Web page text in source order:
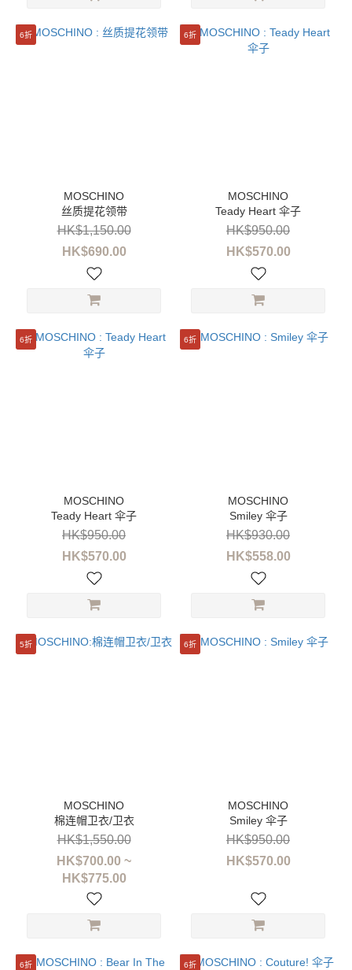
6折
丝质提花领带
HK$690.00
HK$1,150.00
6折
Teady Heart 伞子
HK$570.00
HK$950.00
6折
Teady Heart 伞子
HK$570.00
HK$950.00
6折
Smiley 伞子
HK$558.00
HK$930.00
5折
棉连帽卫衣/卫衣
HK$700.00 ~
HK$775.00
HK$1,550.00
6折
Smiley 伞子
HK$570.00
HK$950.00
6折 6折